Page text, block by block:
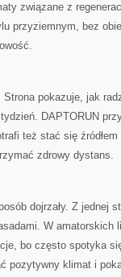
związane z
przyziemnym, bez
pokazuje, jak
DAPTORUN
też stać się
zdrowy dystans.
dojrzały. Z jednej
W amatorskich
bo często spotyka
pozytywny klimat i